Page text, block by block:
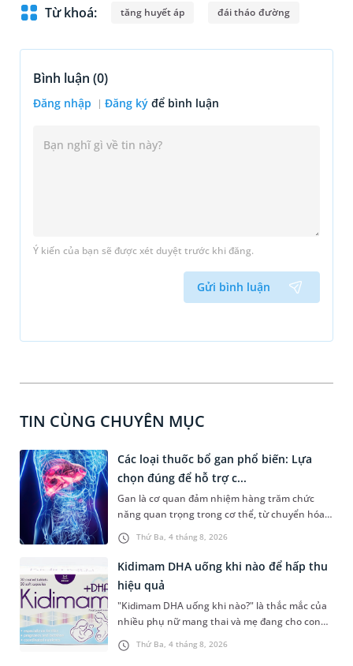
Từ khoá: tăng huyết áp đái tháo đường
Bình luận (0)
Đăng nhập Đăng ký để bình luận
Ý kiến của bạn sẽ được xét duyệt trước khi đăng.
Gửi bình luận
TIN CÙNG CHUYÊN MỤC
Thứ Ba, 4 tháng 8, 2026
Các loại thuốc bổ gan phổ biến: Lựa
chọn đúng để hỗ trợ c...
Gan là cơ quan đảm nhiệm hàng trăm chức
năng quan trọng trong cơ thể, từ chuyển hóa
dinh dưỡng, thải độc đến tổng hợp các chất
cần thiết cho sự sống. Với mong muốn duy trì
sức khỏe, nhiều người tìm kiếm các loại thuốc
bổ gan phổ biến để hỗ trợ hoạt động của gan.
Tuy nhiên, lựa chọn sản phẩm phù hợp cần
dựa trên tình trạng sức khỏe, thành phần và
bằng chứng khoa học thay vì chỉ dựa vào quảng
cáo.
Thứ Ba, 4 tháng 8, 2026
Kidimam DHA uống khi nào để hấp thu
hiệu quả
"Kidimam DHA uống khi nào?" là thắc mắc của
nhiều phụ nữ mang thai và mẹ đang cho con
bú khi lựa chọn sản phẩm bổ sung DHA. Bên
cạnh việc chọn đúng sản phẩm, sử dụng đúng